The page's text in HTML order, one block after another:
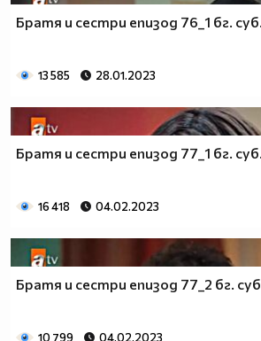
Братя и сестри епизод 76_1 бг. суб.
13 585 28.01.2023
Братя и сестри епизод 77_1 бг. суб.
16 418 04.02.2023
Братя и сестри епизод 77_2 бг. суб.
10 799 04.02.2023